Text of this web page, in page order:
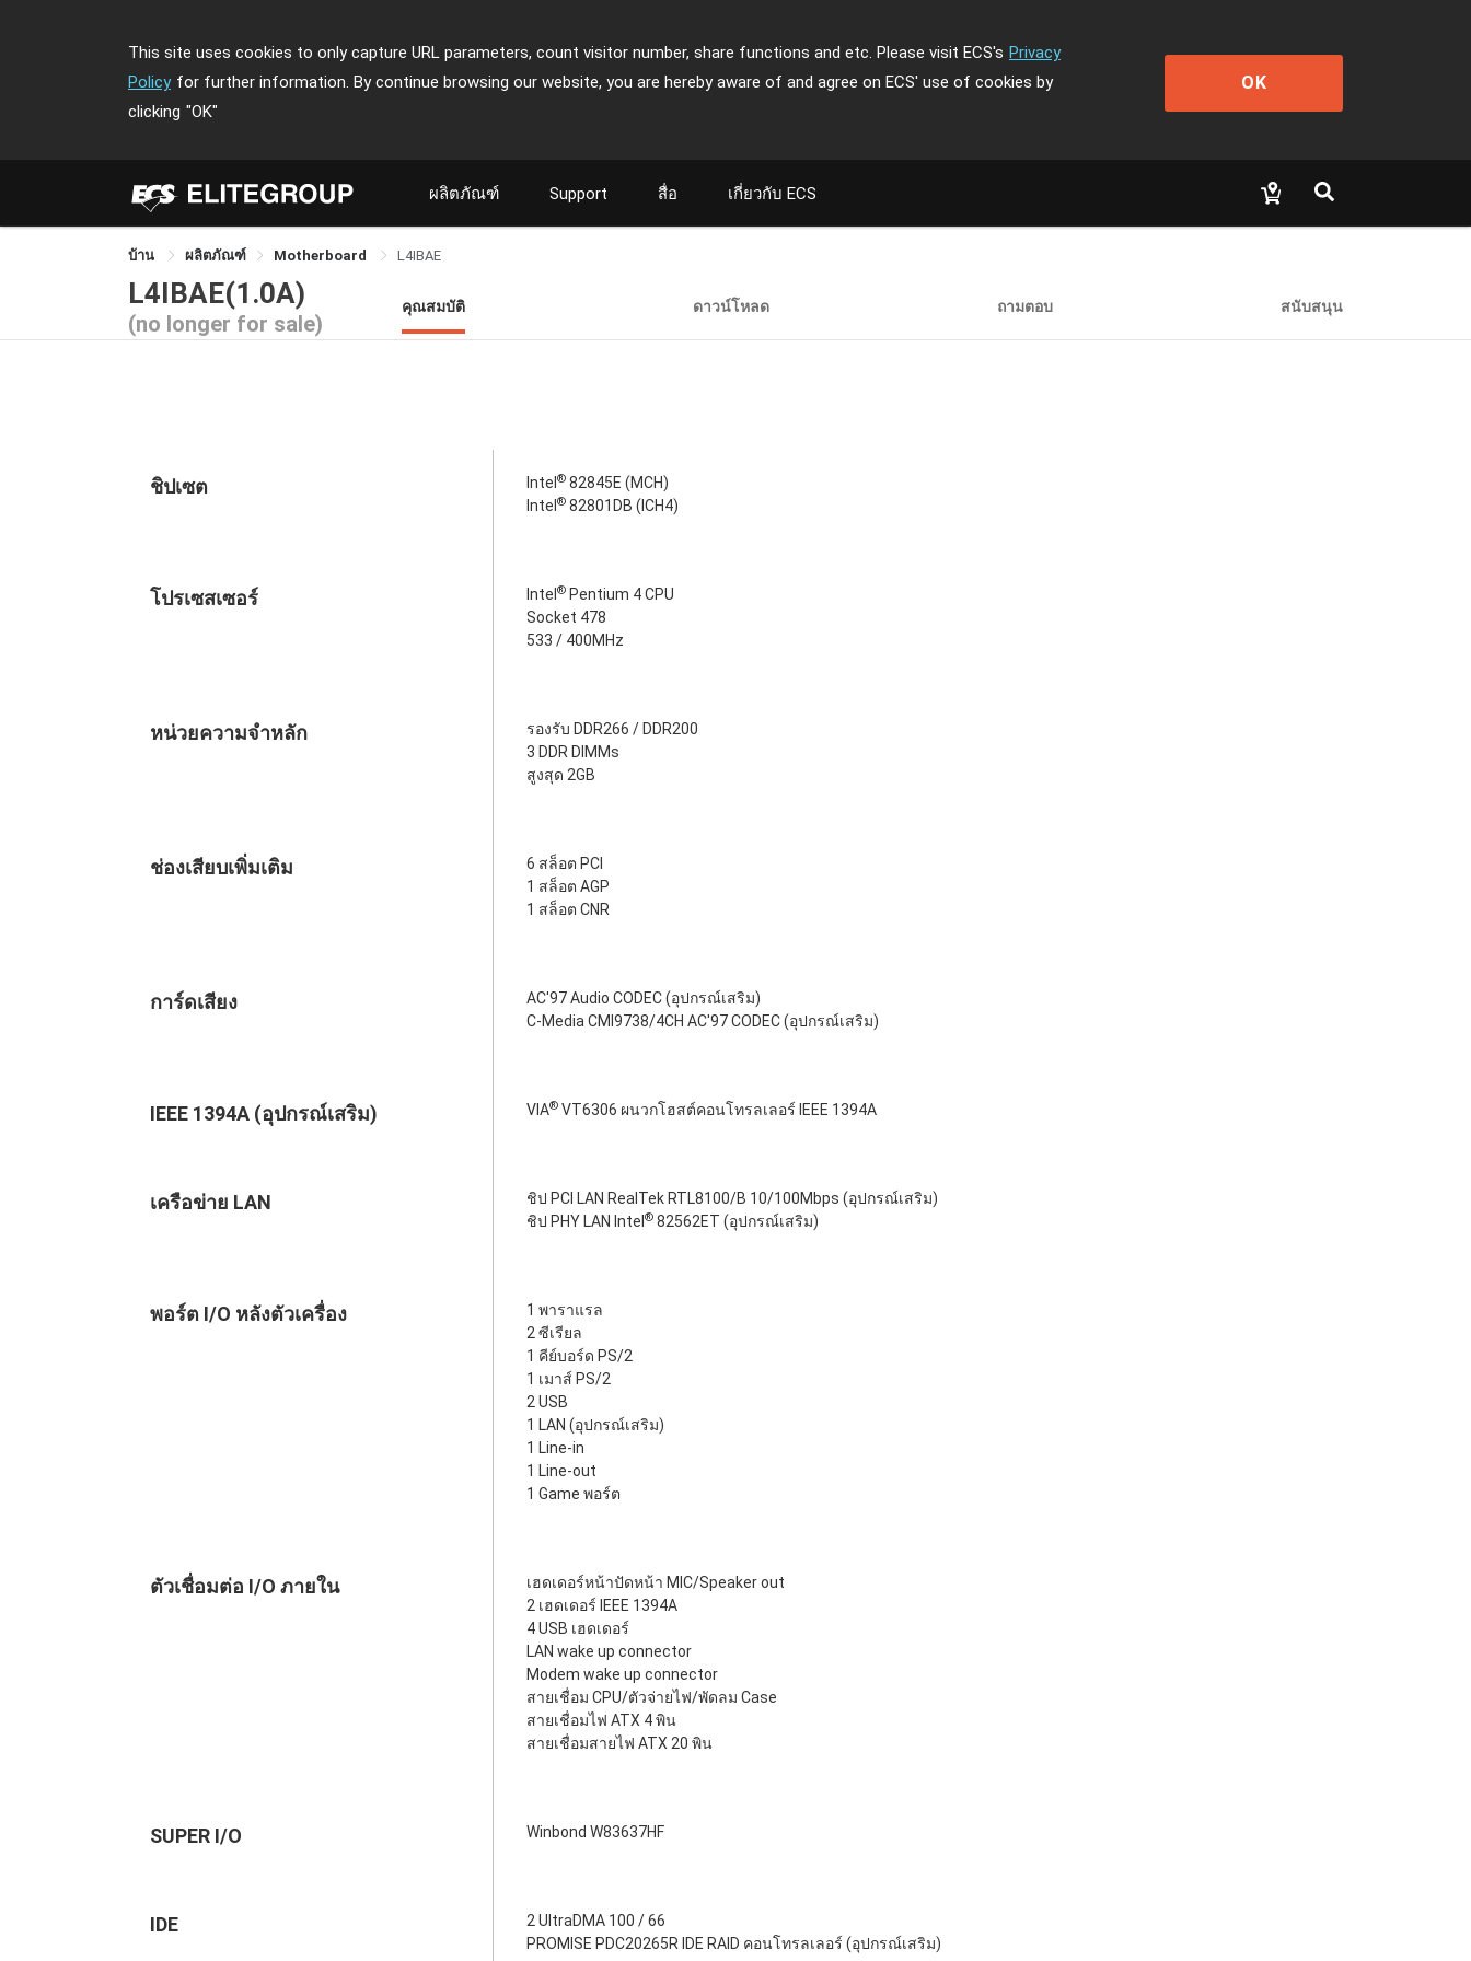
This site uses cookies to only capture URL parameters, count visitor number, share functions and etc. Please visit ECS's Privacy
Policy for further information. By continue browsing our website, you are hereby aware of and agree on ECS' use of cookies by
clicking "OK"
OK
ผลิตภัณฑ์ Support สื่อ เกี่ยวกับ ECS
บ้าน ผลิตภัณฑ์ Motherboard L4IBAE
L4IBAE(1.0A)
(no longer for sale)
คุณสมบัติ ดาวน์โหลด ถามตอบ สนับสนุน
ชิปเซต Intel ® 82845E (MCH)
Intel ® 82801DB (ICH4)
โปรเซสเซอร์ Intel ® Pentium 4 CPU
Socket 478
533 / 400MHz
หน่วยความจำหลัก
รองรับ DDR266 / DDR200
3 DDR DIMMs
สูงสุด 2GB
ช่องเสียบเพิ่มเติม
6 สล็อต PCI
1 สล็อต AGP
1 สล็อต CNR
การ์ดเสียง
AC'97 Audio CODEC (อุปกรณ์เสริม)
C-Media CMI9738/4CH AC'97 CODEC (อุปกรณ์เสริม)
IEEE 1394A (อุปกรณ์เสริม) VIA® VT6306 ผนวกโฮสต์คอนโทรลเลอร์ IEEE 1394A
เครือข่าย LAN
ชิป PCI LAN RealTek RTL8100/B 10/100Mbps (อุปกรณ์เสริม)
ชิป PHY LAN Intel ® 82562ET (อุปกรณ์เสริม)
พอร์ต I/O หลังตัวเครื่อง
1 พาราแรล
2 ซีเรียล
1 คีย์บอร์ด PS/2
1 เมาส์ PS/2
2 USB
1 LAN (อุปกรณ์เสริม)
1 Line-in
1 Line-out
1 Game พอร์ต
ตัวเชื่อมต่อ I/O ภายใน
เฮดเดอร์หน้าปัดหน้า MIC/Speaker out
2 เฮดเดอร์ IEEE 1394A
4 USB เฮดเดอร์
LAN wake up connector
Modem wake up connector
สายเชื่อม CPU/ตัวจ่ายไฟ/พัดลม Case
สายเชื่อมไฟ ATX 4 พิน
สายเชื่อมสายไฟ ATX 20 พิน
SUPER I/O Winbond W83637HF
IDE
2 UltraDMA 100 / 66
PROMISE PDC20265R IDE RAID คอนโทรลเลอร์ (อุปกรณ์เสริม)